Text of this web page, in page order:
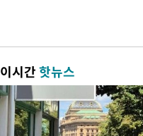
이시간핫뉴스